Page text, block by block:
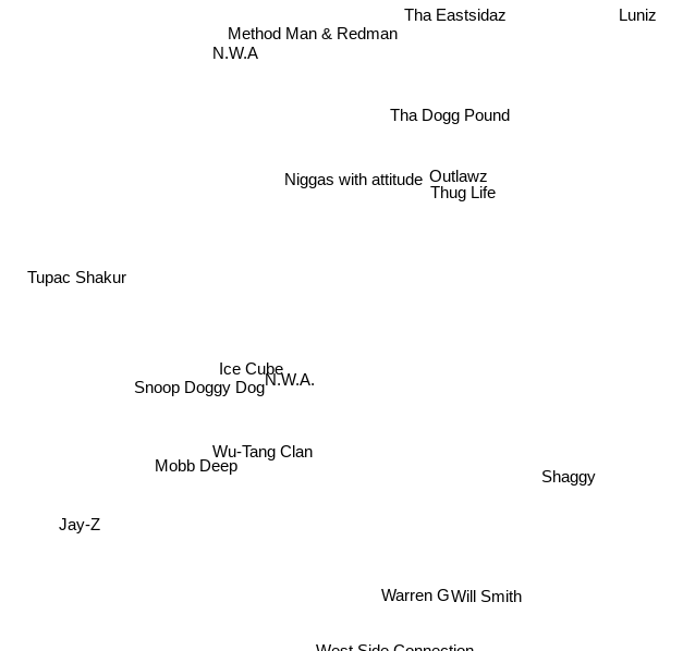
Tupac Shakur
Snoop Doggy Dog
Ice Cube
Jay-Z
Mobb Deep
N.W.A.
Wu-Tang Clan
Will Smith
Niggas with attitude
N.W.A
Thug Life
Outlawz
Warren G
Method Man & Redman
West Side Connection
Shaggy
Tha Eastsidaz
Tha Dogg Pound
Luniz